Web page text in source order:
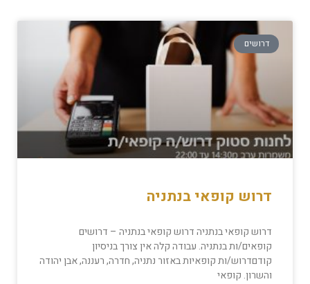
דרושים
דרוש קופאי בנתניה
דרוש קופאי בנתניה דרוש קופאי בנתניה – דרושים
קופאים/ות בנתניה. עבודה קלה אין צורך בניסיון
קודםדרוש/ות קופאיות באזור נתניה, חדרה, רעננה, אבן יהודה
והשרון. קופאי